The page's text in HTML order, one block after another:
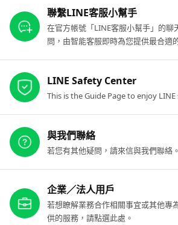
聯繫LINE客服小幫手
在官方帳號「LINE客服小幫手」的聊
問，由智能客服即時為您提供最合適
LINE Safety Center
This is the Guide Page to enjoy LINE
與我們聯絡
若您有其他疑問，請來信與我們聯絡。
企業／法人用戶
若想瞭解業務合作相關事宜或其他專
供的服務，請點選此處。